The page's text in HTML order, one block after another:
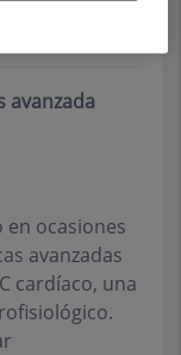
avanzada
ocasiones
avanzadas
cardíaco, una